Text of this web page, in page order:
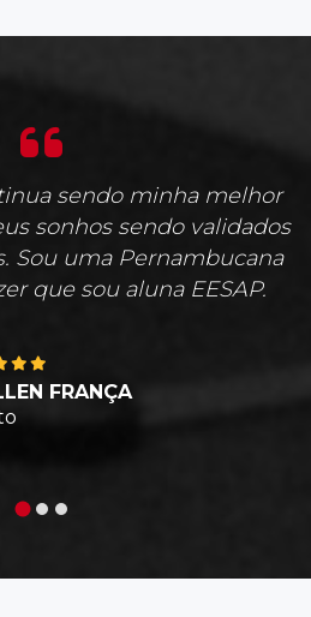
sendo minha melhor
sonhos sendo validados
Sou uma Pernambucana
que sou aluna EESAP.
FRANÇA